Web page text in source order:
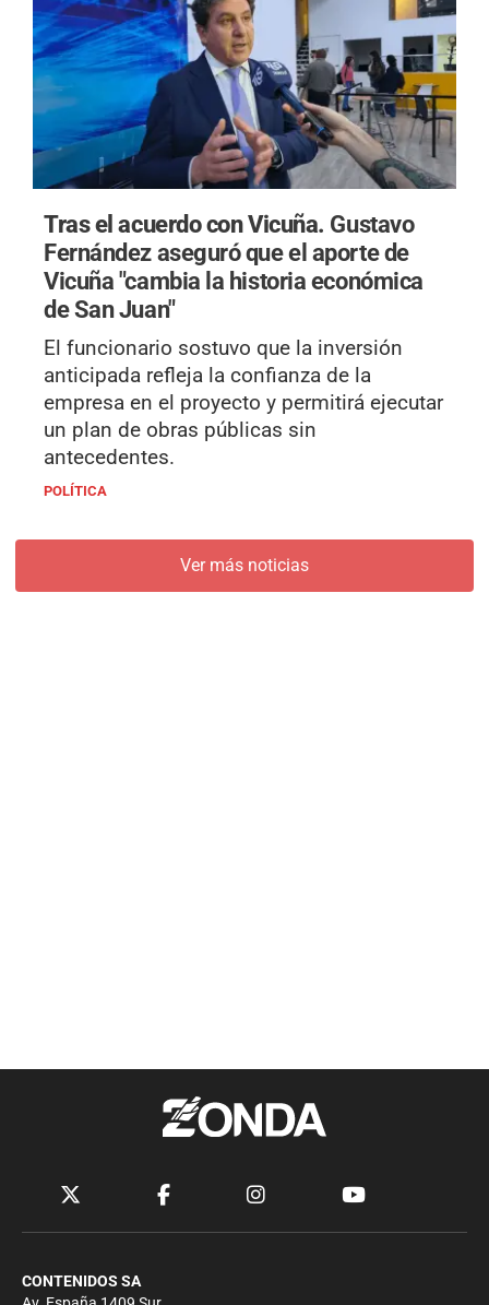
Tras el acuerdo con Vicuña. Gustavo
Fernández aseguró que el aporte de
Vicuña "cambia la historia económica
de San Juan"
El funcionario sostuvo que la inversión
anticipada refleja la confianza de la
empresa en el proyecto y permitirá ejecutar
un plan de obras públicas sin
antecedentes.
POLÍTICA
Ver más noticias
CONTENIDOS SA